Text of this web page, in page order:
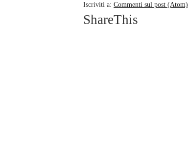
Iscriviti a: Commenti sul post (Atom)
ShareThis